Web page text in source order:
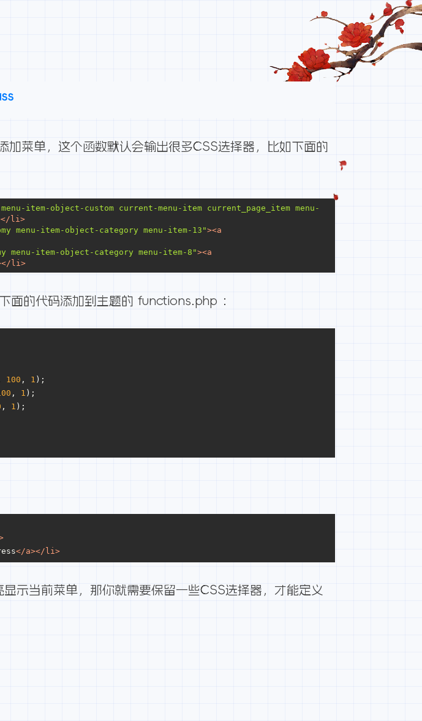
加菜单，这个函数默认会输出很多CSS选择器，比如下面的
item-object-custom current-menu-item current_page_item menu-
</li >
menu-item-object-category menu-item-13"><a
menu-item-object-category menu-item-8"><a
</li >
面的代码添加到主题的 functions.php ：
100 , 1 );
, 1 );
, 1 );
</a></ li>
示当前菜单，那你就需要保留一些CSS选择器，才能定义